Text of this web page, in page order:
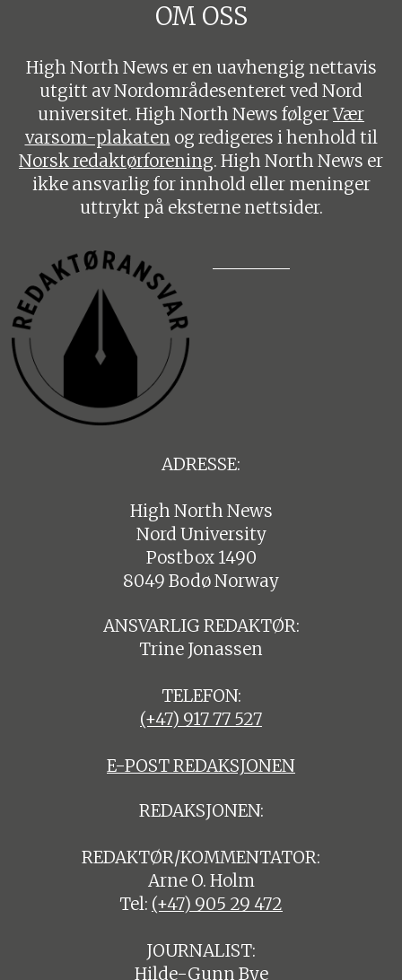
OM OSS
High North News er en uavhengig nettavis
utgitt av Nordområdesenteret ved Nord
universitet. High North News følgerVær
varsom-plakaten og redigeres i henhold til
Norsk redaktørforening. High North News er
ikke ansvarlig for innhold eller meninger
uttrykt på eksterne nettsider.
ADRESSE:
High North News
Nord University
Postbox 1490
8049 Bodø Norway
ANSVARLIG REDAKTØR:
Trine Jonassen
TELEFON:
(+47) 917 77 527
E-POST REDAKSJONEN
REDAKSJONEN:
REDAKTØR/KOMMENTATOR:
Arne O. Holm
Tel: (+47) 905 29 472
JOURNALIST:
Hilde-Gunn Bye